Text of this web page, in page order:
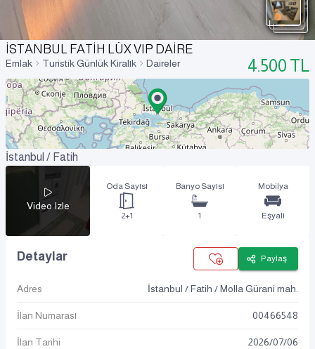
İSTANBUL FATİH LÜX VIP DAİRE
Emlak Turistik Günlük Kiralık Daireler 4.500 TL
İstanbul / Fatih
Video Izle
Oda Sayısı
2+1
Banyo Sayısı
1
Mobilya
Eşyalı
Detaylar Paylaş
Adres İstanbul / Fatih / Molla Gürani mah.
İlan Numarası 00466548
İlan Tarihi 2026/07/06